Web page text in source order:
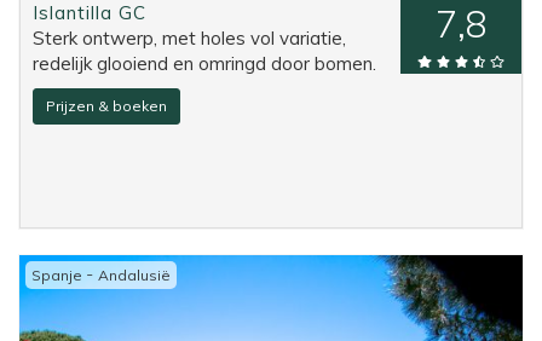
Islantilla GC
Sterk ontwerp, met holes vol variatie,
redelijk glooiend en omringd door bomen.
7,8
Prijzen & boeken
Spanje - Andalusië